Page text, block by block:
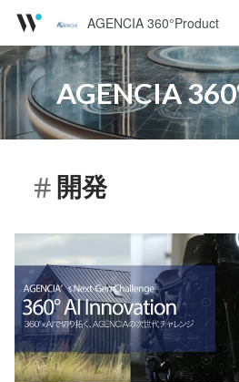
AGENCIA 360°Product
AGENCIA
開発